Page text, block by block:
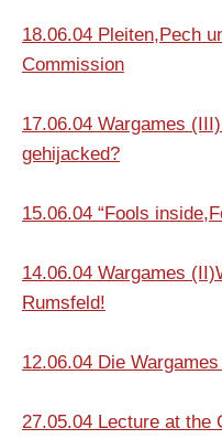
18.06.04 Pleiten,Pech
Commission
17.06.04 Wargames
gehijacked?
15.06.04 “Fools
14.06.04 Wargames
Rumsfeld!
12.06.04 Die
27.05.04 Lecture at the